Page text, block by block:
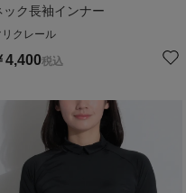
ック長袖インナー
リクレール
4,400税込